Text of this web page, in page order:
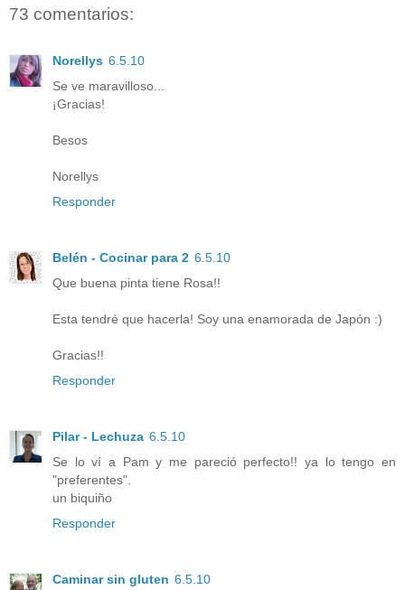
73 comentarios:
Norellys 6.5.10
Se ve maravilloso...
¡Gracias!
Besos
Norellys
Responder
Belén - Cocinar para 2 6.5.10
Que buena pinta tiene Rosa!!
Esta tendré que hacerla! Soy una enamorada de Japón :)
Gracias!!
Responder
Pilar - Lechuza 6.5.10
Se lo ví a Pam y me pareció perfecto!! ya lo tengo en
"preferentes".
un biquiño
Responder
Caminar sin gluten 6.5.10